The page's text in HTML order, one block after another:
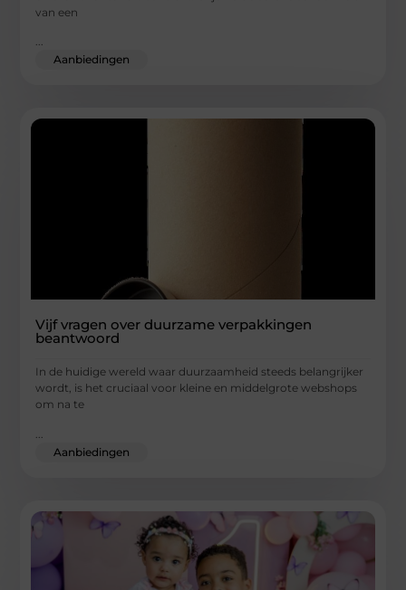
van een
...
Aanbiedingen
Vijf vragen over duurzame verpakkingen
beantwoord
In de huidige wereld waar duurzaamheid steeds belangrijker
wordt, is het cruciaal voor kleine en middelgrote webshops
om na te
Aanbiedingen